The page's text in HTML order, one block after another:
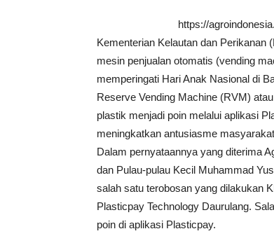
https://
Kementerian Kelautan dan Perikanan
mesin penjualan otomatis (vending
memperingati Hari Anak Nasional di
Reserve Vending Machine (RVM)
plastik menjadi poin melalui aplikasi
meningkatkan antusiasme
Dalam pernyataannya yang diterima
dan Pulau-pulau Kecil Muhammad
salah satu terobosan yang dilakukan
Plasticpay Technology Daurulang.
poin di aplikasi Plasticpay.